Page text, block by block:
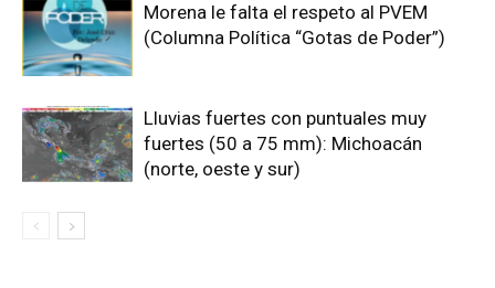
Morena le falta el respeto al PVEM
(Columna Política “Gotas de Poder”)
Lluvias fuertes con puntuales muy
fuertes (50 a 75 mm): Michoacán
(norte, oeste y sur)